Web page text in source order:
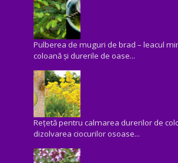
Pulberea de muguri de brad – leacul
coloană și durerile de oase...
Rețetă pentru calmarea durerilor de
dizolvarea ciocurilor osoase...